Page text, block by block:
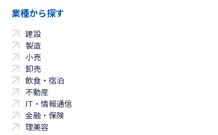
業種から探す
建設
製造
小売
卸売
飲食・宿泊
不動産
IT・情報通信
金融・保険
理美容